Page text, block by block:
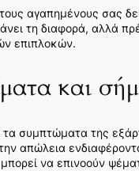
αγαπημένους σας
τη διαφορά, αλλά
επιπλοκών.
και
τα συμπτώματα της
απώλεια
να επινοούν